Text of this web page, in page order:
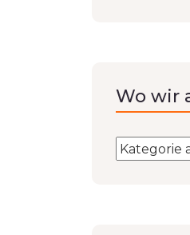
Wo wir